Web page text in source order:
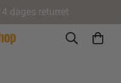
dages returret